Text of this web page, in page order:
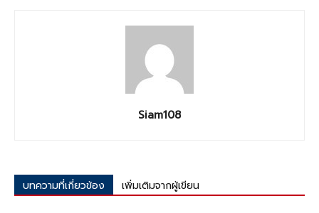
Siam108
บทความที่เกี่ยวข้อง เพิ่มเติมจากผู้เขียน